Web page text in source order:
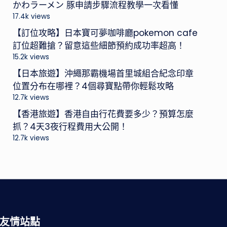
かわラーメン 豚申請步驟流程教學一次看懂
17.4k views
【訂位攻略】日本寶可夢咖啡廳pokemon cafe
訂位超難搶？留意這些細節預約成功率超高！
15.2k views
【日本旅遊】沖繩那霸機場首里城組合紀念印章
位置分布在哪裡？4個尋寶點帶你輕鬆攻略
12.7k views
【香港旅遊】香港自由行花費要多少？預算怎麼
抓？4天3夜行程費用大公開！
12.7k views
友情站點